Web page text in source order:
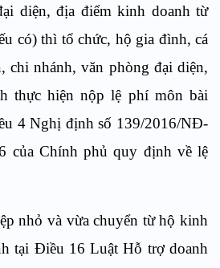
diện, địa điểm kinh doanh từ
có) thì tổ chức, hộ gia đình, cá
chi nhánh, văn phòng đại diện,
thực hiện nộp lệ phí môn bài
4 Nghị định số 139/2016/NĐ-
của Chính phủ quy định về lệ
nhỏ và vừa chuyển từ hộ kinh
tại Điều 16 Luật Hỗ trợ doanh